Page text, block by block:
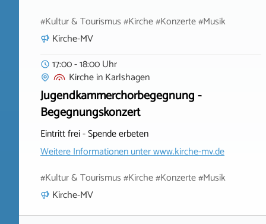
#Kultur & Tourismus #Kirche #Konzerte #Musik
Kirche-MV
17:00 - 18:00 Uhr
KircheinKarlshagen
Jugendkammerchorbegegnung -
Begegnungskonzert
Eintritt frei - Spende erbeten
Weitere Informationen unterwww.kirche-mv.de
#Kultur & Tourismus #Kirche #Konzerte #Musik
Kirche-MV